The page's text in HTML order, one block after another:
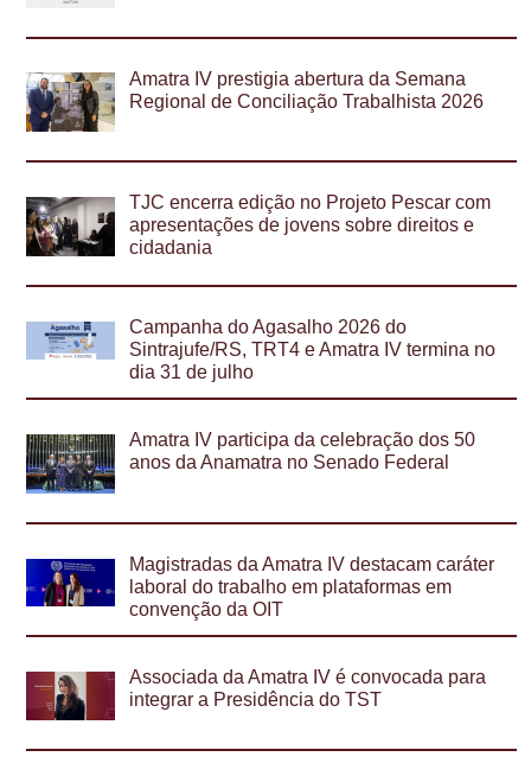
Amatra IV prestigia abertura da Semana
Regional de Conciliação Trabalhista 2026
TJC encerra edição no Projeto Pescar com
apresentações de jovens sobre direitos e
cidadania
Campanha do Agasalho 2026 do
Sintrajufe/RS, TRT4 e Amatra IV termina no
dia 31 de julho
Amatra IV participa da celebração dos 50
anos da Anamatra no Senado Federal
Magistradas da Amatra IV destacam caráter
laboral do trabalho em plataformas em
convenção da OIT
Associada da Amatra IV é convocada para
integrar a Presidência do TST